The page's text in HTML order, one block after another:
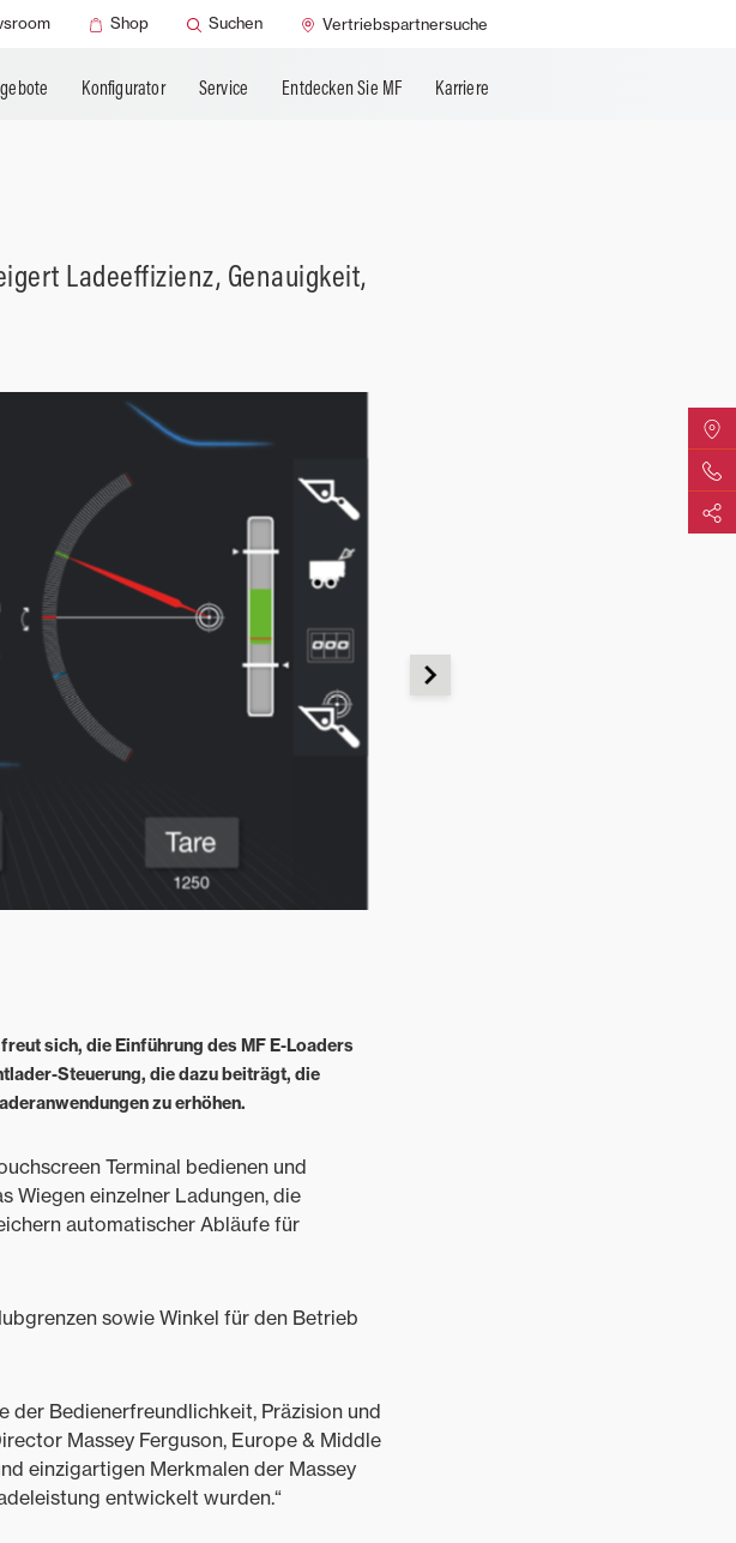
Shop Suchen Vertriebspartnersuche
Konfigurator Service Entdecken Sie MF Karriere
SMART Sicherheit
Ladeeffizienz, Genauigkeit,
sich, die Einführung des MF E-Loaders
Steuerung, die dazu beiträgt, die
zu erhöhen.
Terminal bedienen und
Wiegen einzelner Ladungen, die
automatischer Abläufe für
sowie Winkel für den Betrieb
der Bedienerfreundlichkeit, Präzision und
Massey Ferguson, Europe & Middle
einzigartigen Merkmalen der Massey
entwickelt wurden.“
MF
Teilen